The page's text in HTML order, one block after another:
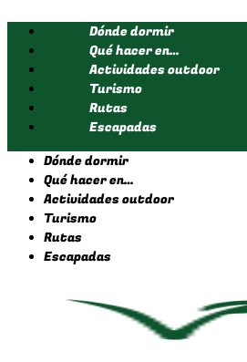
contenido
Dónde dormir
Qué hacer en…
Actividades outdoor
Turismo
Rutas
Escapadas
Dónde dormir
Qué hacer en…
Actividades outdoor
Turismo
Rutas
Escapadas